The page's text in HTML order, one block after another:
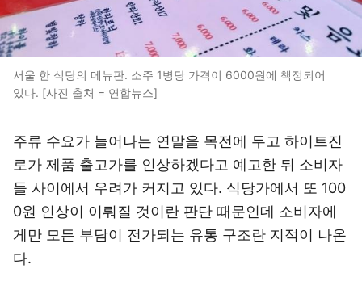
서울 한 식당의 메뉴판. 소주 1병당 가격이 6000원에 책정되어
있다. [사진 출처 = 연합뉴스]
주류 수요가 늘어나는 연말을 목전에 두고 하이트진
로가 제품 출고가를 인상하겠다고 예고한 뒤 소비자
들 사이에서 우려가 커지고 있다. 식당가에서 또 100
0원 인상이 이뤄질 것이란 판단 때문인데 소비자에
게만 모든 부담이 전가되는 유통 구조란 지적이 나온
다.